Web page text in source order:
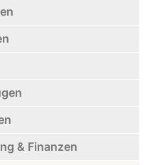
& Finanzen